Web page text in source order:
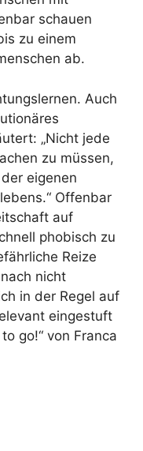
schauen
zu einem
ab.
Auch
„Nicht jede
zu müssen,
eigenen
Offenbar
auf
phobisch zu
Reize
nicht
in der Regel auf
eingestuft
go!“ von Franca